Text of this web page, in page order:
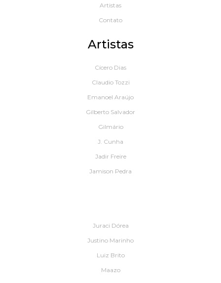
Artistas
Contato
Artistas
Cícero Dias
Claudio Tozzi
Emanoel Araújo
Gilberto Salvador
Gilmário
J. Cunha
Jadir Freire
Jamison Pedra
Juraci Dórea
Justino Marinho
Luiz Brito
Maazo